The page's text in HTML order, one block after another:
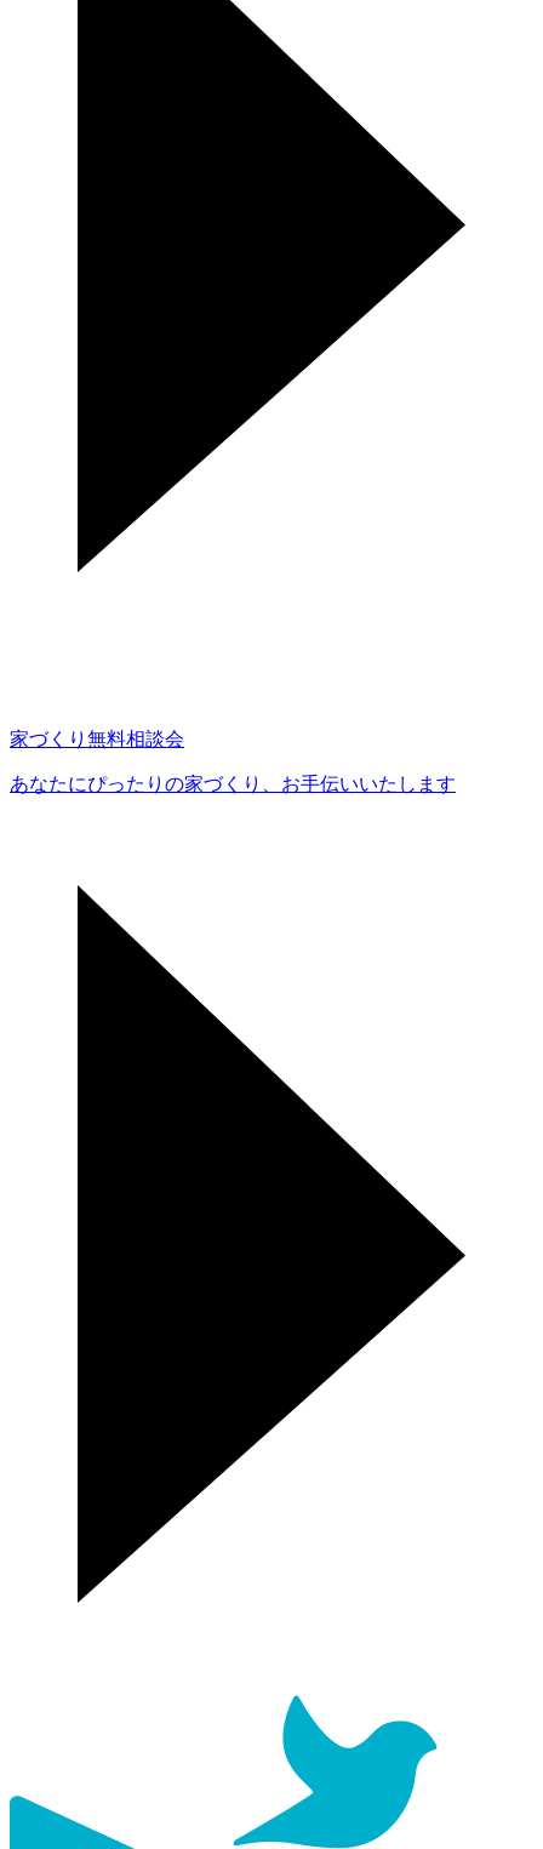
家づくり無料相談会
あなたにぴったりの家づくり、 お手伝いいたします